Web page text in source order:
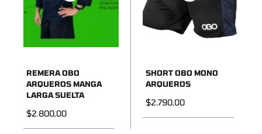
REMERA OBO
ARQUEROS MANGA
LARGA SUELTA
Precio de oferta
$2.800,00
SHORT OBO MONO
ARQUEROS
Precio de oferta
$2.790,00